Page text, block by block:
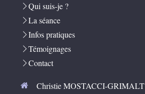
Qui suis-je ?
La séance
Infos pratiques
Témoignages
Contact
Christie MOSTACCI-GRIMALT